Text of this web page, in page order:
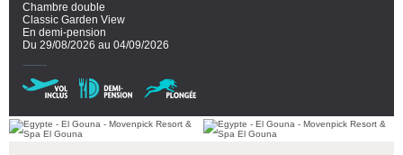
Chambre double
Classic Garden View
En demi-pension
Du 29/08/2026 au 04/09/2026